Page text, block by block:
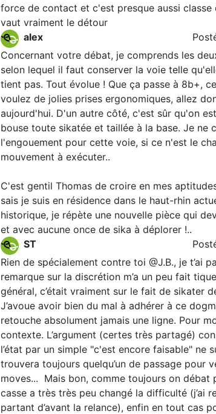
force de contact et c'est presque aussi classe
vaut vraiment le détour
alex
Concernant votre débat, je comprends les
selon lequel il faut conserver la voie telle
tient pas. Tout évolue ! Que ça passe à 8b+,
voulez de jolies prises ergonomiques, allez
aujourd'hui. D'un autre côté, c'est sûr qu'on
bouse toute sikatée et taillée à la base. Je ne
l'engouement pour cette voie, si ce n'est le
mouvement à exécuter..
C'est gentil Thomas de croire en mes
sais je suis en résidence dans le haut-rhin
historique, je répète une nouvelle pièce qui
et avec aucune once de sika à déplorer !..
ST
Rien de spécialement contre toi @J.B., je t’ai
remarque sur la discrétion m’a un peu fait
général, c’était vraiment sur le fait de sikater
J’avoue avoir bien du mal à adhérer à ce
retouche absolument jamais une ligne. Pour
contexte. L’argument (certes très partagé)
l’état par un simple "c'est encore faisable" ne
trouvera toujours quelqu’un de passage pour
moves... Mais bon, comme toujours on débat
casse a très très peu changé la difficulté (j’ai
partant d’avant la relance), enfin en tout cas